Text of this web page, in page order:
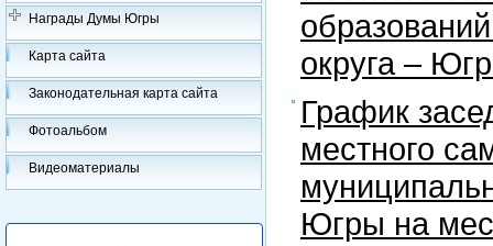
Награды Думы Югры
Карта сайта
Законодательная карта сайта
Фотоальбом
Видеоматериалы
округа –
График
местного
Югры на